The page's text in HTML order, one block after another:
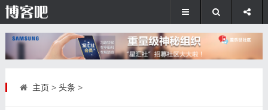
主页 > 头条>